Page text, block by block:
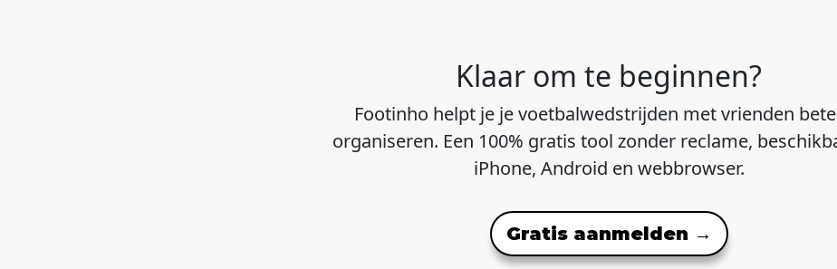
Klaar om te beginnen?
Footinho helpt je je voetbalwedstrijden met vrienden
organiseren. Een 100% gratis tool zonder reclame,
iPhone, Android en webbrowser.
Gratis aanmelden →